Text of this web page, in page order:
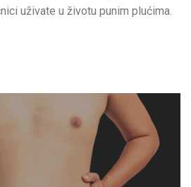
uživate u životu punim plućima.